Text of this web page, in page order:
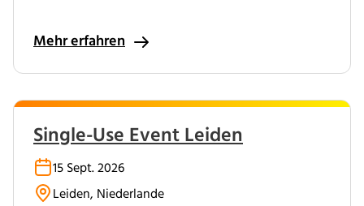
Mehr erfahren
Single-Use Event Leiden
15 Sept. 2026
Leiden, Niederlande